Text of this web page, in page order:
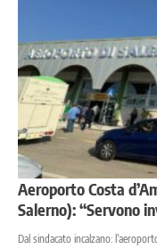
Aeroporto Costa
Salerno): “Servono
Dal sindacato incalzano: